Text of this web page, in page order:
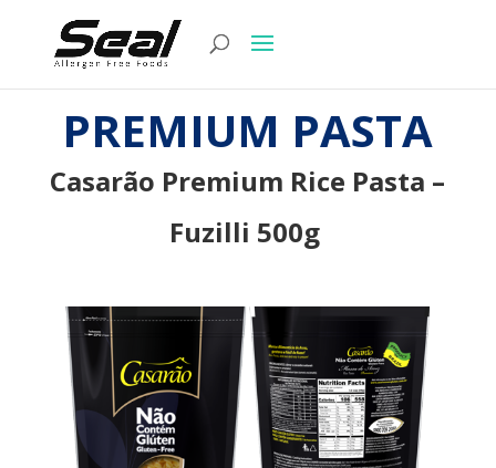
PREMIUM PASTA
Casarão Premium Rice Pasta –
Fuzilli 500g